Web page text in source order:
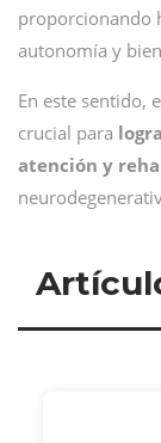
proporcionando
autonomía y
En este sentido,
crucial para
atención y